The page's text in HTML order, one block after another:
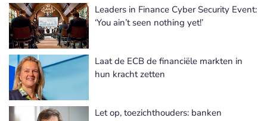
Leaders in Finance Cyber Security Event:
‘You ain’t seen nothing yet!’
Laat de ECB de financiële markten in
hun kracht zetten
Let op, toezichthouders: banken